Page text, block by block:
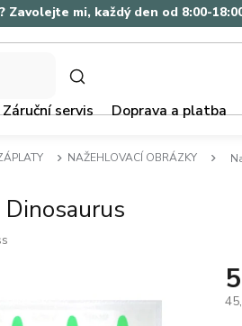
Zavolejte mi, každý den od 8:00-
HLEDAT
Záruční servis Doprava a platba
NAŽEHLOVACÍ OBRÁZKY